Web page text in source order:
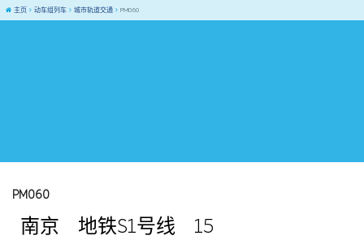
主页 动车组列车 城市轨道交通 PM060
PM060
南京 地铁S1号线 15